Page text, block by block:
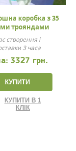
коробка з 35
трояндами
створення і
3 часа
3327 грн.
КУПИТИ
КУПИТИ В 1
КЛІК